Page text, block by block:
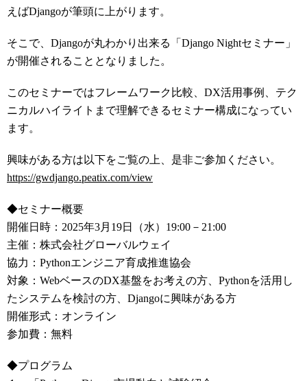
えばDjangoが筆頭に上がります。
そこで、Djangoが丸わかり出来る「Django Nightセミナー」
が開催されることとなりました。
このセミナーではフレームワーク比較、DX活用事例、テク
ニカルハイライトまで理解できるセミナー構成になってい
ます。
興味がある方は以下をご覧の上、是非ご参加ください。
https://gwdjango.peatix.com/view
◆セミナー概要
開催日時：2025年3月19日（水）19:00－21:00
主催：株式会社グローバルウェイ
協力：Pythonエンジニア育成推進協会
対象：WebベースのDX基盤をお考えの方、Pythonを活用し
たシステムを検討の方、Djangoに興味がある方
開催形式：オンライン
参加費：無料
◆プログラム